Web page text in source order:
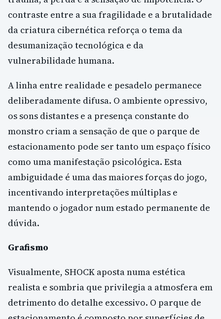
contraste entre a sua fragilidade e a brutalidade
da criatura cibernética reforça o tema da
desumanização tecnológica e da
vulnerabilidade humana.
A linha entre realidade e pesadelo permanece
deliberadamente difusa. O ambiente opressivo,
os sons distantes e a presença constante do
monstro criam a sensação de que o parque de
estacionamento pode ser tanto um espaço físico
como uma manifestação psicológica. Esta
ambiguidade é uma das maiores forças do jogo,
incentivando interpretações múltiplas e
mantendo o jogador num estado permanente de
dúvida.
Grafismo
Visualmente, SHOCK aposta numa estética
realista e sombria que privilegia a atmosfera em
detrimento do detalhe excessivo. O parque de